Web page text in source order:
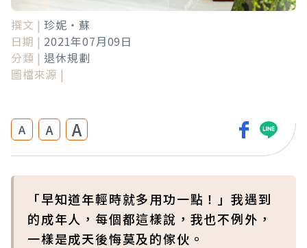
撰文 | 珍妮・蘇
日期 | 2021年07月09日
分類 | 退休規劃
圖檔來源 |
A A A
「早知道年輕時就多用功一點！」我遇到
的成年人，每個都這樣說，我也不例外，
一樣是成天後悔莫及的傢伙。